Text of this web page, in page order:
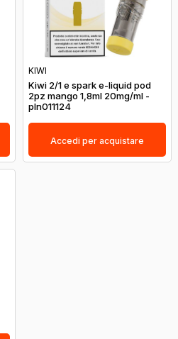
KIWI
Kiwi 2/1 e spark e-liquid pod
2pz mango 1,8ml 20mg/ml -
pln011124
Accedi per acquistare